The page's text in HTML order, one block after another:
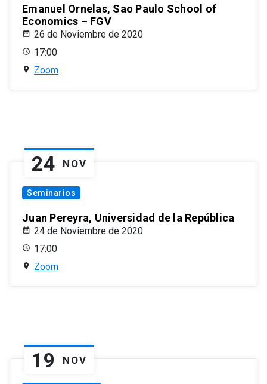
Emanuel Ornelas, Sao Paulo School of
Economics – FGV
26 de Noviembre de 2020
17:00
Zoom
24 NOV
Seminarios
Juan Pereyra, Universidad de la República
24 de Noviembre de 2020
17:00
Zoom
19 NOV